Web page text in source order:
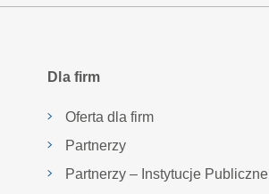
Dla firm
Oferta dla firm
Partnerzy
Partnerzy – Instytucje Publiczne